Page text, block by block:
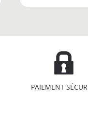
PAIEMENT